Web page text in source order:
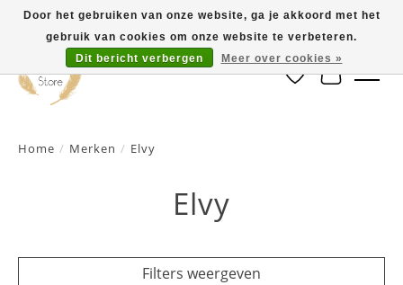
Verlanglijst
Home / Merken / Elvy
Elvy
Filters weergeven
Door het gebruiken van onze website, ga je akkoord met het
gebruik van cookies om onze website te verbeteren.
Dit bericht verbergen
Meer over cookies »